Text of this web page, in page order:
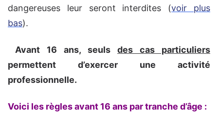
dangereuses leur seront interdites (voir plus
bas).
Avant 16 ans, seuls des cas particuliers
permettent d’exercer une activité
professionnelle.
Voici les règles avant 16 ans par tranche d’âge :